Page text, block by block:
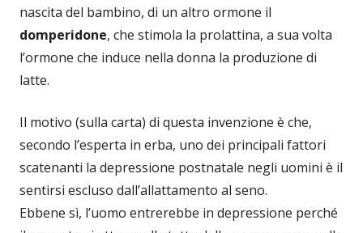
nascita del bambino, di un altro ormone il
domperidone, che stimola la prolattina, a sua volta
l’ormone che induce nella donna la produzione di
latte.
Il motivo (sulla carta) di questa invenzione è che,
secondo l’esperta in erba, uno dei principali fattori
scatenanti la depressione postnatale negli uomini è il
sentirsi escluso dall’allattamento al seno.
Ebbene sì, l’uomo entrerebbe in depressione perché